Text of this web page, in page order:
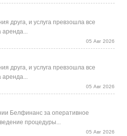
друга, и услуга превзошла все
аренда...
05 Авг 2026
друга, и услуга превзошла все
аренда...
05 Авг 2026
Белфинанс за оперативное
процедуры...
05 Авг 2026